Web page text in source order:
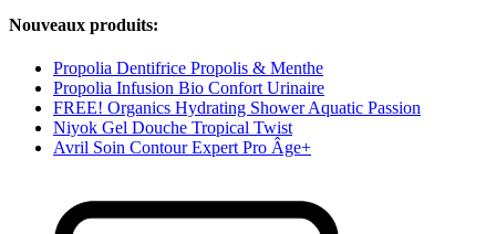
Nouveaux produits:
Propolia Dentifrice Propolis & Menthe
Propolia Infusion Bio Confort Urinaire
FREE! Organics Hydrating Shower Aquatic Passion
Niyok Gel Douche Tropical Twist
Avril Soin Contour Expert Pro Âge+